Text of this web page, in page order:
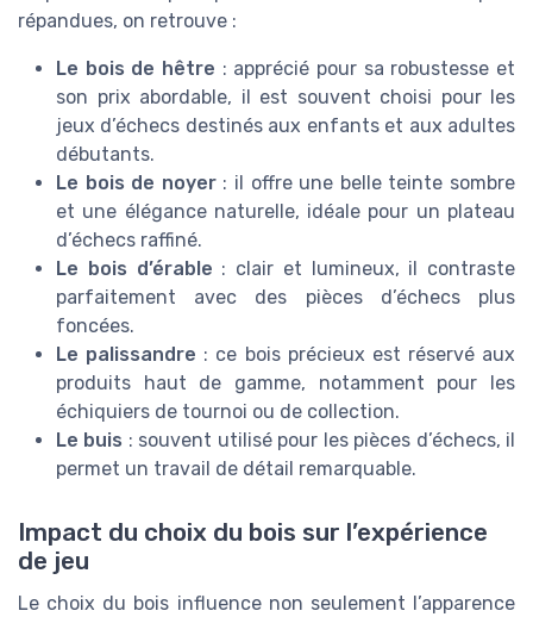
répandues, on retrouve :
Le bois de hêtre : apprécié pour sa robustesse et
son prix abordable, il est souvent choisi pour les
jeux d’échecs destinés aux enfants et aux adultes
débutants.
Le bois de noyer: il offre une belle teinte sombre
et une élégance naturelle, idéale pour un plateau
d’échecs raffiné.
Le bois d’érable : clair et lumineux, il contraste
parfaitement avec des pièces d’échecs plus
foncées.
Le palissandre : ce bois précieux est réservé aux
produits haut de gamme, notamment pour les
échiquiers de tournoi ou de collection.
Le buis : souvent utilisé pour les pièces d’échecs, il
permet un travail de détail remarquable.
Impact du choix du bois sur l’expérience
de jeu
Le choix du bois influence non seulement l’apparence